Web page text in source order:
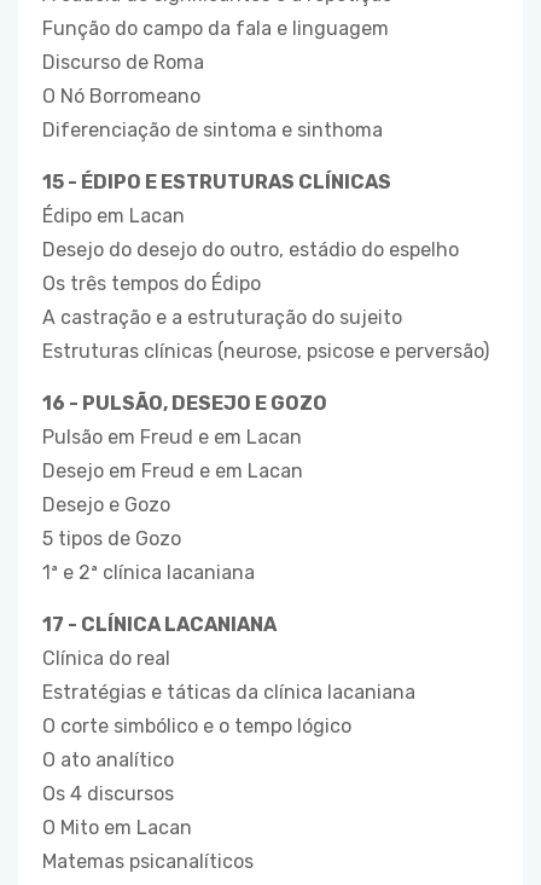
Função do campo da fala e linguagem
Discurso de Roma
O Nó Borromeano
Diferenciação de sintoma e sinthoma
15 - ÉDIPO E ESTRUTURAS CLÍNICAS
Édipo em Lacan
Desejo do desejo do outro, estádio do espelho
Os três tempos do Édipo
A castração e a estruturação do sujeito
Estruturas clínicas (neurose, psicose e perversão)
16 - PULSÃO, DESEJO E GOZO
Pulsão em Freud e em Lacan
Desejo em Freud e em Lacan
Desejo e Gozo
5 tipos de Gozo
1ª e 2ª clínica lacaniana
17 - CLÍNICA LACANIANA
Clínica do real
Estratégias e táticas da clínica lacaniana
O corte simbólico e o tempo lógico
O ato analítico
Os 4 discursos
O Mito em Lacan
Matemas psicanalíticos